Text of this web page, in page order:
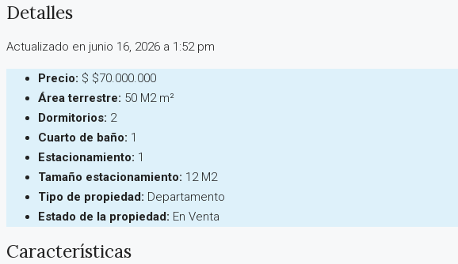
Detalles
Actualizado en junio 16, 2026 a 1:52 pm
Precio: $ $70.000.000
Área terrestre: 50 M2 m²
Dormitorios: 2
Cuarto de baño: 1
Estacionamiento: 1
Tamaño estacionamiento: 12 M2
Tipo de propiedad: Departamento
Estado de la propiedad: En Venta
Características